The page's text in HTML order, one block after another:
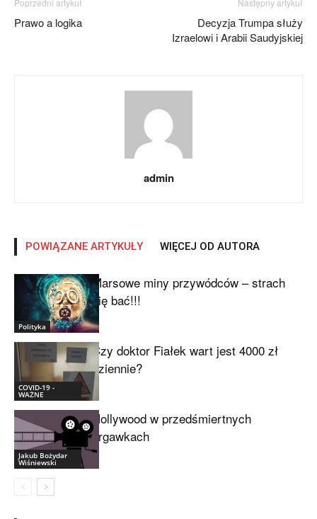
Poprzedni artykuł
Prawo a logika
Następny artykuł
Decyzja Trumpa służy
Izraelowi i Arabii Saudyjskiej
admin
POWIĄZANE ARTYKUŁY WIĘCEJ OD AUTORA
Polityka
Marsowe miny przywódców – strach
się bać!!!
COVID-19 -
WAŻNE
Czy doktor Fiałek wart jest 4000 zł
dziennie?
Jakub Bożydar
Wiśniewski
Hollywood w przedśmiertnych
drgawkach